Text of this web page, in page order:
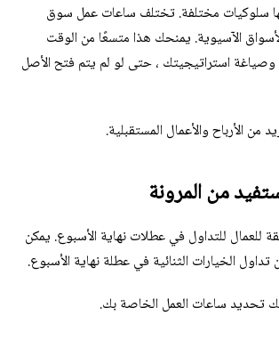
سلوكيات مختلفة. تختلف ساعات عمل سوق
الآسيوية. يمنحك هذا متسعًا من الوقت
وصياغة استراتيجيتك ، حتى لو لم يتم فتح الأصل
من الأرباح والأعمال المستقبلية.
من المرونة
للتداول في عطلات نهاية الأسبوع. يمكن
تداول الخيارات الثنائية في عطلة نهاية الأسبوع.
تحديد ساعات العمل الخاصة بك.